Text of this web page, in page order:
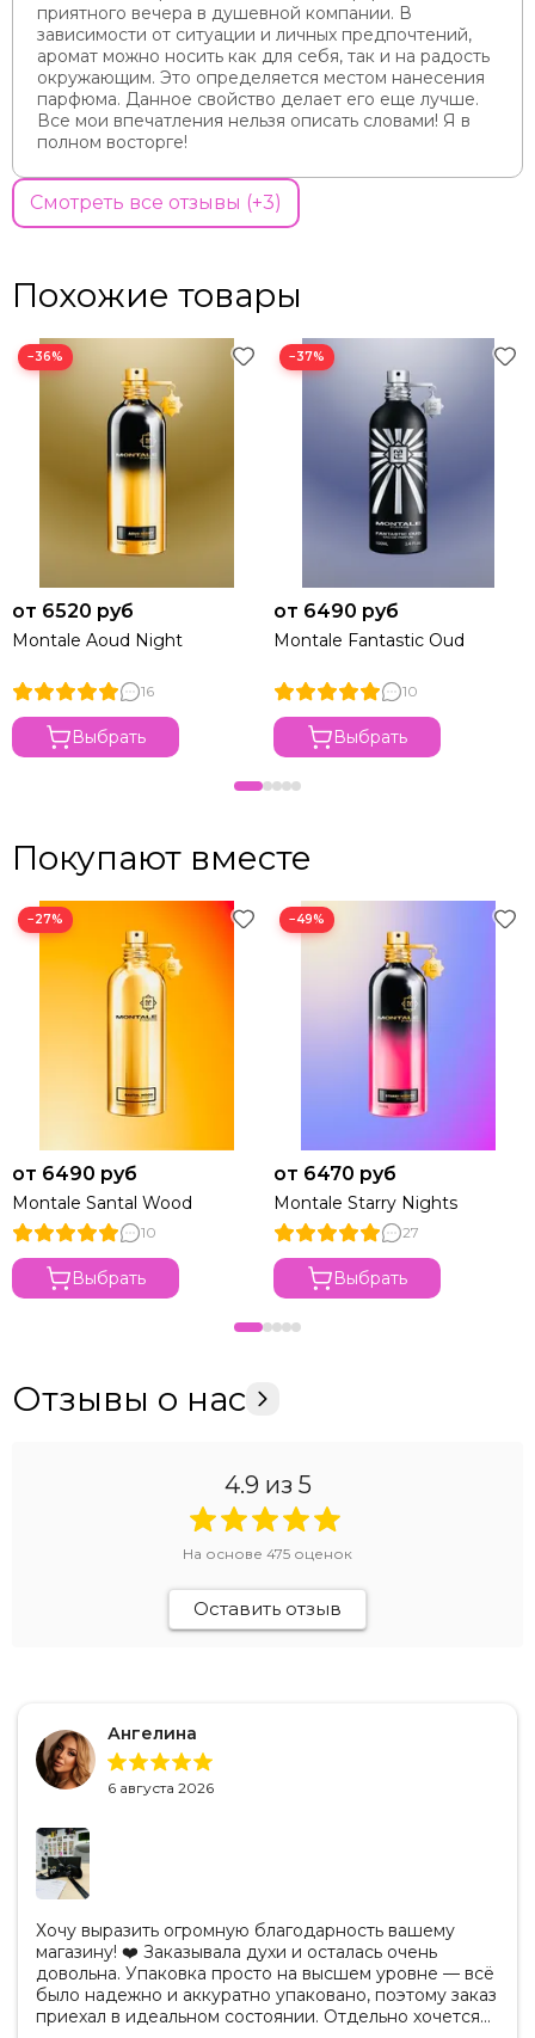
приятного вечера в душевной компании. В
зависимости от ситуации и личных предпочтений,
аромат можно носить как для себя, так и на радость
окружающим. Это определяется местом нанесения
парфюма. Данное свойство делает его еще лучше.
Все мои впечатления нельзя описать словами! Я в
полном восторге!
Смотреть все отзывы (+3)
Похожие товары
−36%
от 6520 руб
Montale Aoud Night
16
Выбрать
−37%
от 6490 руб
Montale Fantastic Oud
10
Выбрать
Покупают вместе
−27%
от 6490 руб
Montale Santal Wood
10
Выбрать
−49%
от 6470 руб
Montale Starry Nights
27
Выбрать
Отзывы о нас
4.9 из 5
На основе 475 оценок
Оставить отзыв
Ангелина
6 августа 2026
Хочу выразить огромную благодарность вашему
магазину! ❤️ Заказывала духи и осталась очень
довольна. Упаковка просто на высшем уровне — всё
было надежно и аккуратно упаковано, поэтому заказ
приехал в идеальном состоянии. Отдельно хочется